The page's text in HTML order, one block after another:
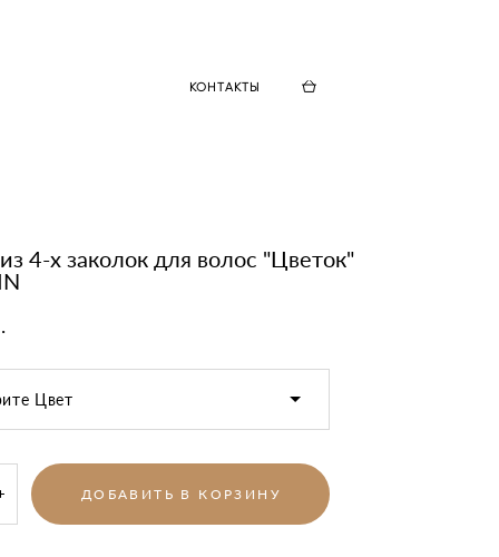
КОНТАКТЫ
4-х заколок для волос "Цветок"
Цвет
ДОБАВИТЬ В КОРЗИНУ